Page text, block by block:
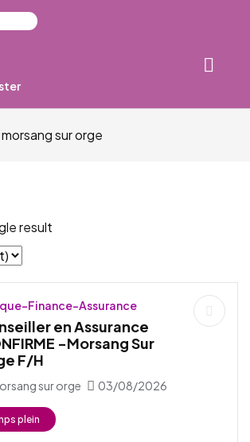
morsang sur orge
result
Finance-Assurance
en Assurance
-Morsang Sur
F/H
sur orge 03/08/2026
plein